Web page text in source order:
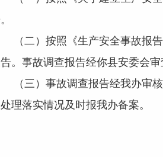
二）按照《生产安全事故报告
。事故调查报告经你县安委会
三）事故调查报告经我办审核
理落实情况及时报我办备案。